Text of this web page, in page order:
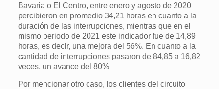
Bavaria o El Centro, entre enero y agosto de 2020
percibieron en promedio 34,21 horas en cuanto a la
duración de las interrupciones, mientras que en el
mismo periodo de 2021 este indicador fue de 14,89
horas, es decir, una mejora del 56%. En cuanto a la
cantidad de interrupciones pasaron de 84,85 a 16,82
veces, un avance del 80%
Por mencionar otro caso, los clientes del circuito